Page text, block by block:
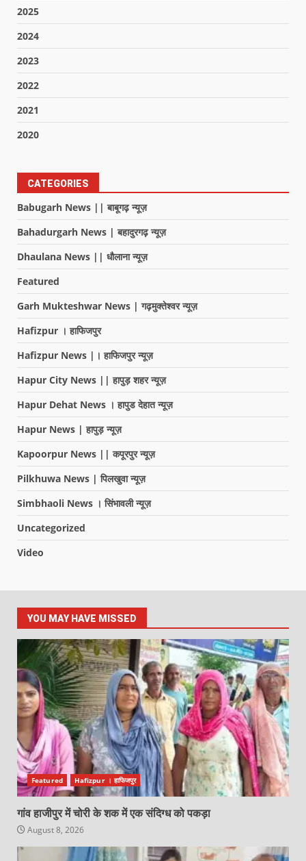
2025
2024
2023
2022
2021
2020
CATEGORIES
Babugarh News || बाबूगढ़ न्यूज़
Bahadurgarh News | बहादुरगढ़ न्यूज़
Dhaulana News || धौलाना न्यूज़
Featured
Garh Mukteshwar News | गढ़मुक्तेश्वर न्यूज़
Hafizpur । हाफिजपुर
Hafizpur News |। हाफिजपुर न्यूज़
Hapur City News || हापुड़ शहर न्यूज़
Hapur Dehat News । हापुड देहात न्यूज़
Hapur News | हापुड़ न्यूज़
Kapoorpur News || कपूरपुर न्यूज़
Pilkhuwa News | पिलखुवा न्यूज़
Simbhaoli News । सिंभावली न्यूज़
Uncategorized
Video
YOU MAY HAVE MISSED
Featured Hafizpur । हाफिजपुर
गांव हाजीपुर में चोरी के शक में एक संदिग्ध को पकड़ा
August 8, 2026